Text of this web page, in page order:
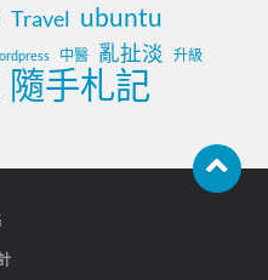
Travel ubuntu
中醫 亂扯淡 升級
隨手札記